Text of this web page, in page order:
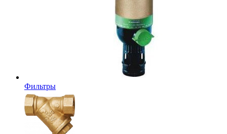
Фильтры